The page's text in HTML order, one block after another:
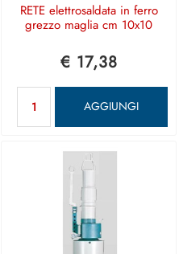
RETE elettrosaldata in ferro
grezzo maglia cm 10x10
€ 17,38
AGGIUNGI